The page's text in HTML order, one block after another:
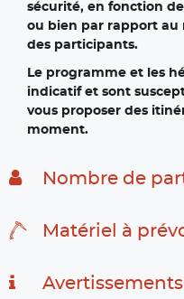
sécurité, en fonction
ou bien par rapport au
des participants.
Le programme et les
indicatif et sont
vous proposer des
moment.
Nombre de
Matériel à